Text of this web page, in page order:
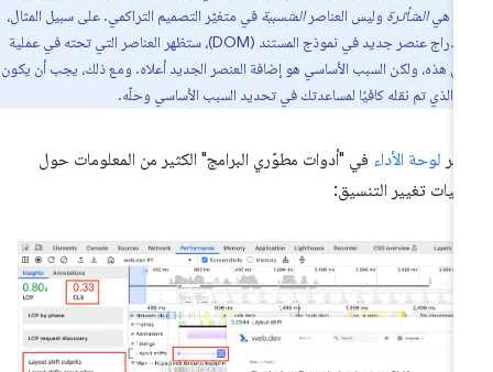
المتأثرةوليس العناصرالمتسببةفي متغيّر التصميم التراكمي. على سبيل المثال،
إذا تم إدراج عنصر جديد في نموذج المستند (DOM)، ستظهر العناصر التي تحته في عملية
هذه، ولكن السبب الأساسي هو إضافة العنصر الجديد أعلاه. ومع ذلك، يجب أن يكون
الذي تم نقله كافيًا لمساعدتك في تحديد السبب الأساسي وحلّه.
لوحة الأداءفي "أدوات مطوّري البرامج" الكثير من المعلومات حول
تغيير التنسيق: